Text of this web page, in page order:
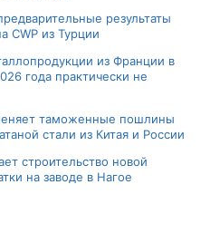
результаты
CWP из Турции
из Франции в
года практически не
таможенные пошлины
стали из Китая и России
строительство новой
на заводе в Нагое